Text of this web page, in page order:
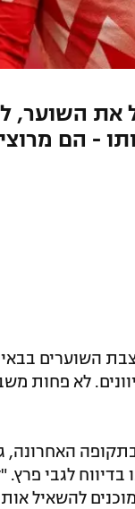
את השוער,
- הם
השוערים
לא פחות
האחרונה, גם
לגבי פרץ.
להשאיל